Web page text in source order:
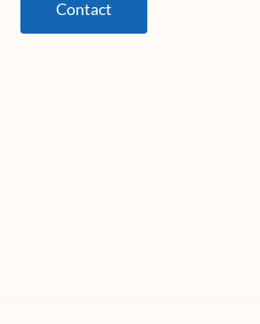
Contact